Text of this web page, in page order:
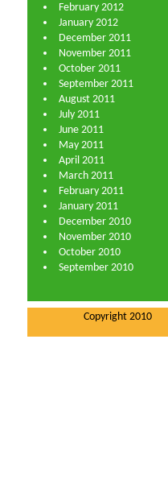
February 2012
January 2012
December 2011
November 2011
October 2011
September 2011
August 2011
July 2011
June 2011
May 2011
April 2011
March 2011
February 2011
January 2011
December 2010
November 2010
October 2010
September 2010
Copyright 2010